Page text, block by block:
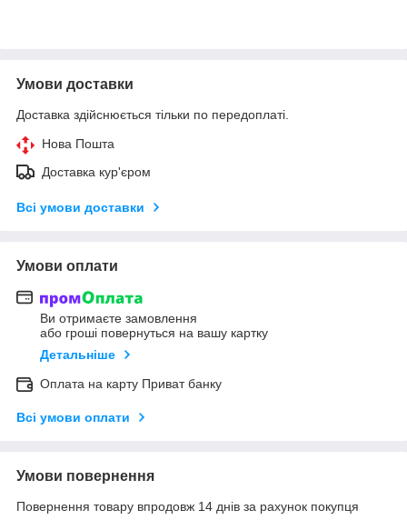
Умови доставки
Доставка здійснюється тільки по передоплаті.
Нова Пошта
Доставка кур'єром
Всі умови доставки
Умови оплати
Ви отримаєте замовлення
або гроші повернуться на вашу картку
Детальніше
Оплата на карту Приват банку
Всі умови оплати
Умови повернення
Повернення товару впродовж 14 днів за рахунок покупця